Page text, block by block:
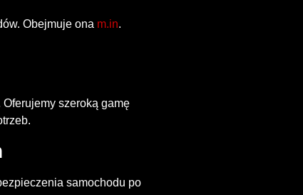
Obejmuje ona m.in.
szeroką gamę
samochodu po